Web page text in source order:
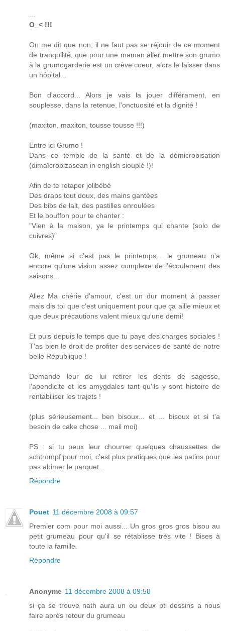
O_< !!!
On me dit que non, il ne faut pas se réjouir de ce moment
de tranquilité, que pour une maman aller mettre son grumo
à la grumogarderie est un crève coeur, alors le laisser dans
un hôpital...
Bon d'accord... Alors je vais la jouer différament, en
souplesse, dans la retenue, l'onctuosité et la dignité !
(maxiton, maxiton, tousse tousse !!!)
Entre ici Grumo !
Dans ce temple de la santé et de la démicrobisation
(dimaïcrobizasean in english siouplé !)!
Afin de te retaper jolibébé
Des draps tout doux, des mains gantées
Des bibs de lait, des pastilles enroulées
Et le bouffon pour te chanter :
"Vien à la maison, ya le printemps qui chante (solo de
cuivres)"
Ok, même si c'est pas le printemps... le grumeau n'a
encore qu'une vision assez complexe de l'écoulement des
saisons...
Allez Ma chérie d'amour, c'est un dur moment à passer
mais dis toi que c'est uniquement pour que ça aille mieux et
que deux précautions valent mieux qu'une demi!
Et puis depuis le temps que tu paye des charges sociales !
T'as bien le droit de profiter des services de santé de notre
belle République !
Demande leur de lui retirer les dents de sagesse,
l'apendicite et les amygdales tant qu'ils y sont histoire de
rentabiliser les trajets !
(plus sérieusement... ben bisoux... et ... bisoux et si t'a
besoin de cake chose ... mail moi)
PS : si tu peux leur chourrer quelques chaussettes de
schtrompf pour moi, c'est plus pratiques que les patins pour
pas abimer le parquet...
Répondre
Pouet 11 décembre 2008 à 09:57
Premier com pour moi aussi... Un gros gros gros bisou au
petit grumeau pour qu'il se rétablisse très vite ! Bises à
toute la famille.
Répondre
Anonyme 11 décembre 2008 à 09:58
si ça se trouve nath aura un ou deux pti dessins a nous
faire après retour du grumeau